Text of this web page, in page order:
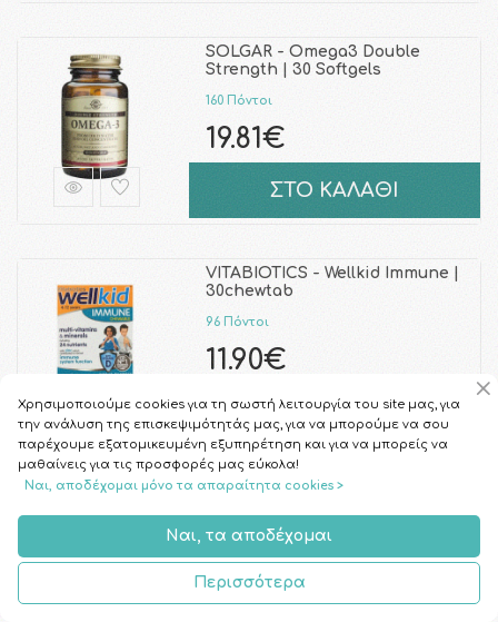
SOLGAR - Omega3 Double
Strength | 30 Softgels
160 Πόντοι
19.81€
ΣΤΟ ΚΑΛΑΘΙ
VITABIOTICS - Wellkid Immune |
30chewtab
96 Πόντοι
11.90€
ΣΤΟ ΚΑΛΑΘΙ
QUEST - Coenzyme Q10 30mg |
30tabs
110 Πόντοι
13.61€
Χρησιμοποιούμε cookies για τη σωστή λειτουργία του site μας, για
την ανάλυση της επισκεψιμότητάς μας, για να μπορούμε να σου
παρέχουμε εξατομικευμένη εξυπηρέτηση και για να μπορείς να
μαθαίνεις για τις προσφορές μας εύκολα!
Ναι, αποδέχομαι μόνο τα απαραίτητα cookies >
Ναι, τα αποδέχομαι
Περισσότερα